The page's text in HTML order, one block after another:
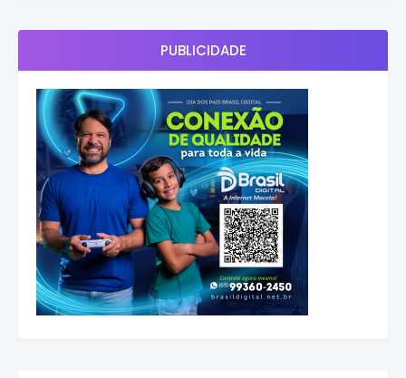
PUBLICIDADE